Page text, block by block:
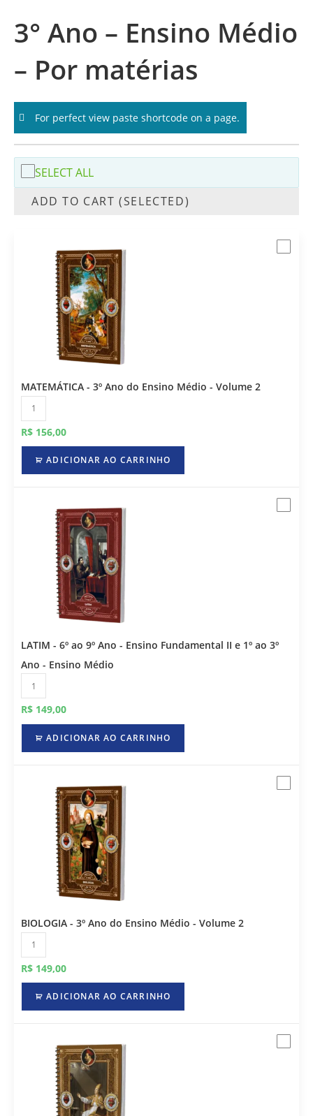
3° Ano – Ensino Médio
– Por matérias
For perfect view paste shortcode on a page.
SELECT ALL
ADD TO CART (SELECTED)
MATEMÁTICA - 3º Ano do Ensino Médio - Volume 2
R$ 156,00
ADICIONAR AO CARRINHO
LATIM - 6º ao 9º Ano - Ensino Fundamental II e 1º ao 3º
Ano - Ensino Médio
R$ 149,00
ADICIONAR AO CARRINHO
BIOLOGIA - 3º Ano do Ensino Médio - Volume 2
R$ 149,00
ADICIONAR AO CARRINHO